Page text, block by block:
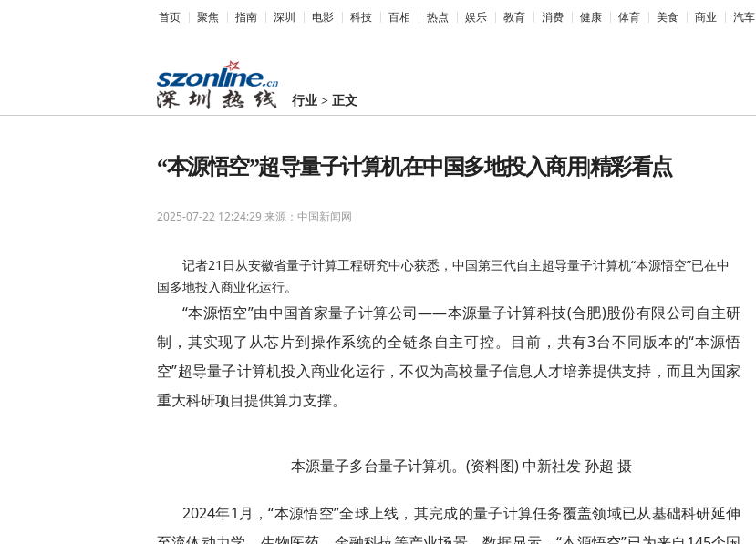
首页 聚焦 指南 深圳 电影 科技 百相 热点 娱乐 教育 消费 健康 体育 美食 商业 汽车
行业 >正文
“本源悟空”超导量子计算机在中国多地投入商用|精彩看点
2025-07-22 12:24:29 来源：中国新闻网
记者21日从安徽省量子计算工程研究中心获悉，中国第三代自主超导量子计算机“本源悟空”已在中
国多地投入商业化运行。
“本源悟空”由中国首家量子计算公司——本源量子计算科技(合肥)股份有限公司自主研
制，其实现了从芯片到操作系统的全链条自主可控。目前，共有3台不同版本的“本源悟
空”超导量子计算机投入商业化运行，不仅为高校量子信息人才培养提供支持，而且为国家
重大科研项目提供算力支撑。
本源量子多台量子计算机。(资料图) 中新社发 孙超 摄
2024年1月，“本源悟空”全球上线，其完成的量子计算任务覆盖领域已从基础科研延伸